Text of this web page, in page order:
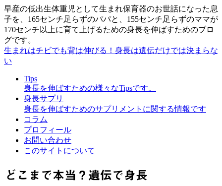
早産の低出生体重児として生まれ保育器のお世話になった息
子を、165センチ足らずのパパと、155センチ足らずのママが
170センチ以上に育て上げるための身長を伸ばすためのブロ
グです。
生まれはチビでも背は伸びる！身長は遺伝だけでは決まらな
い
Tips
身長を伸ばすための様々なTipsです。
身長サプリ
身長を伸ばすためのサプリメントに関する情報です
コラム
プロフィール
お問い合わせ
このサイトについて
どこまで本当？遺伝で身長